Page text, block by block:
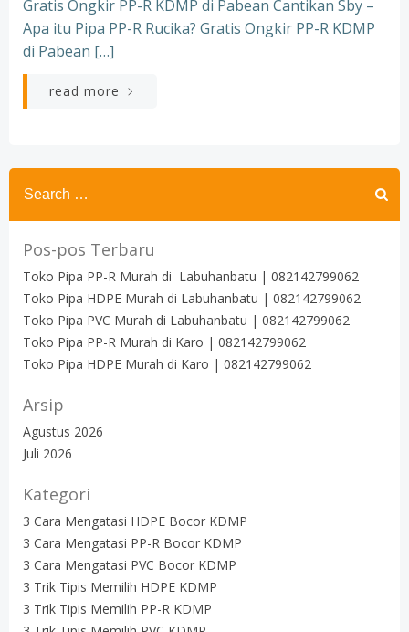
Gratis Ongkir PP-R KDMP di Pabean Cantikan Sby –
Apa itu Pipa PP-R Rucika? Gratis Ongkir PP-R KDMP
di Pabean […]
read more
Search
for:
Pos-pos Terbaru
Toko Pipa PP-R Murah di Labuhanbatu | 082142799062
Toko Pipa HDPE Murah di Labuhanbatu | 082142799062
Toko Pipa PVC Murah di Labuhanbatu | 082142799062
Toko Pipa PP-R Murah di Karo | 082142799062
Toko Pipa HDPE Murah di Karo | 082142799062
Arsip
Agustus 2026
Juli 2026
Kategori
3 Cara Mengatasi HDPE Bocor KDMP
3 Cara Mengatasi PP-R Bocor KDMP
3 Cara Mengatasi PVC Bocor KDMP
3 Trik Tipis Memilih HDPE KDMP
3 Trik Tipis Memilih PP-R KDMP